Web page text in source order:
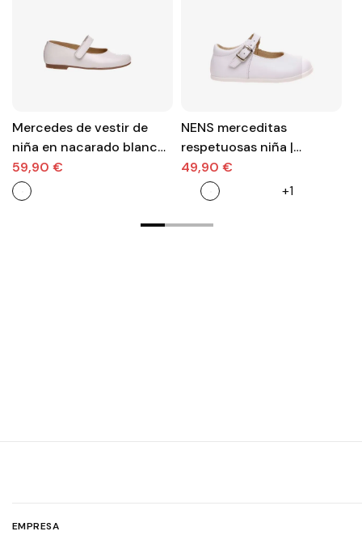
Mercedes de vestir de
niña en nacarado blanco
con velcro.
59,90 €
NENS merceditas
respetuosas niña |
Blancas con hebilla y
suela flexible
49,90 €
+1
EMPRESA